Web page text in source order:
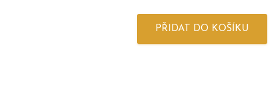
PŘIDAT DO KOŠÍKU